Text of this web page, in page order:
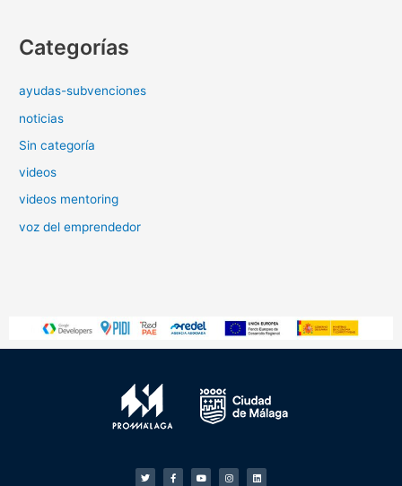
Categorías
ayudas-subvenciones
noticias
Sin categoría
videos
videos mentoring
voz del emprendedor